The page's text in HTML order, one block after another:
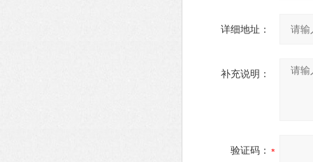
详细地址：
补充说明：
验证码：